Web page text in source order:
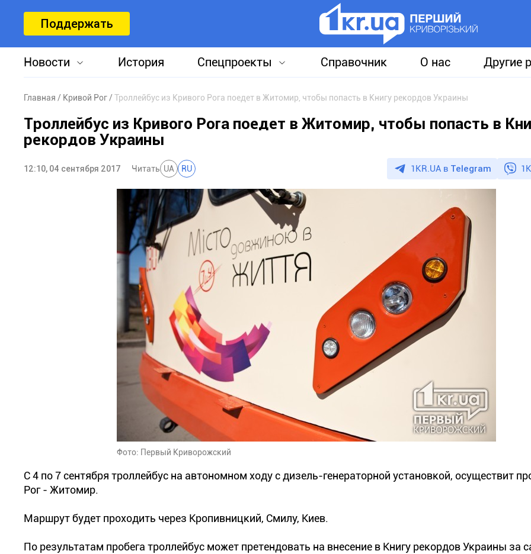
Поддержать
Новости История Спецпроекты Справочник О нас Другие
Главная Кривой Рог Троллейбус из Кривого Рога поедет в Житомир, чтобы попасть в Книгу рекордов Украины
Троллейбус из Кривого Рога поедет в Житомир, чтобы попасть в
рекордов Украины
12:10, 04 сентября 2017 Читать UA RU 1KR.UA в Telegram
Фото: Первый Криворожский
С 4 по 7 сентября троллейбус на автономном ходу с дизель-генераторной установкой, осуществит
Рог - Житомир.
Маршрут будет проходить через Кропивницкий, Смилу, Киев.
По результатам пробега троллейбус может претендовать на внесение в Книгу рекордов Украины за